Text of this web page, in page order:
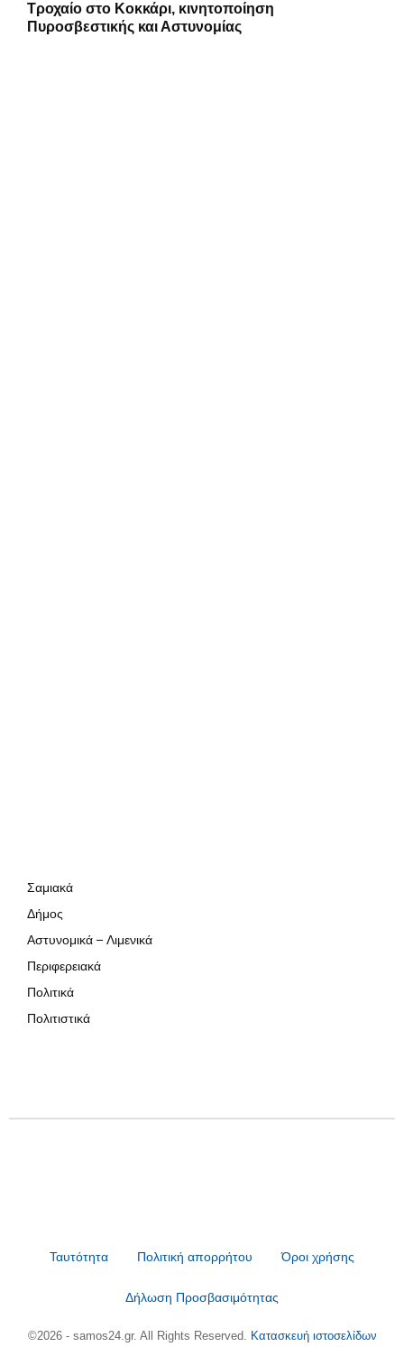
Τροχαίο στο Κοκκάρι, κινητοποίηση
Πυροσβεστικής και Αστυνομίας
Σαμιακά
Δήμος
Αστυνομικά – Λιμενικά
Περιφερειακά
Πολιτικά
Πολιτιστικά
Ταυτότητα Πολιτική απορρήτου Όροι χρήσης
Δήλωση Προσβασιμότητας
©2026 - samos24.gr. All Rights Reserved. Κατασκευή ιστοσελίδων